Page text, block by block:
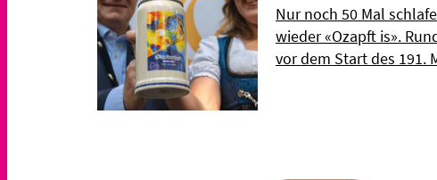
Nur noch 50 Mal
wieder «Ozapft is».
vor dem Start des 191.